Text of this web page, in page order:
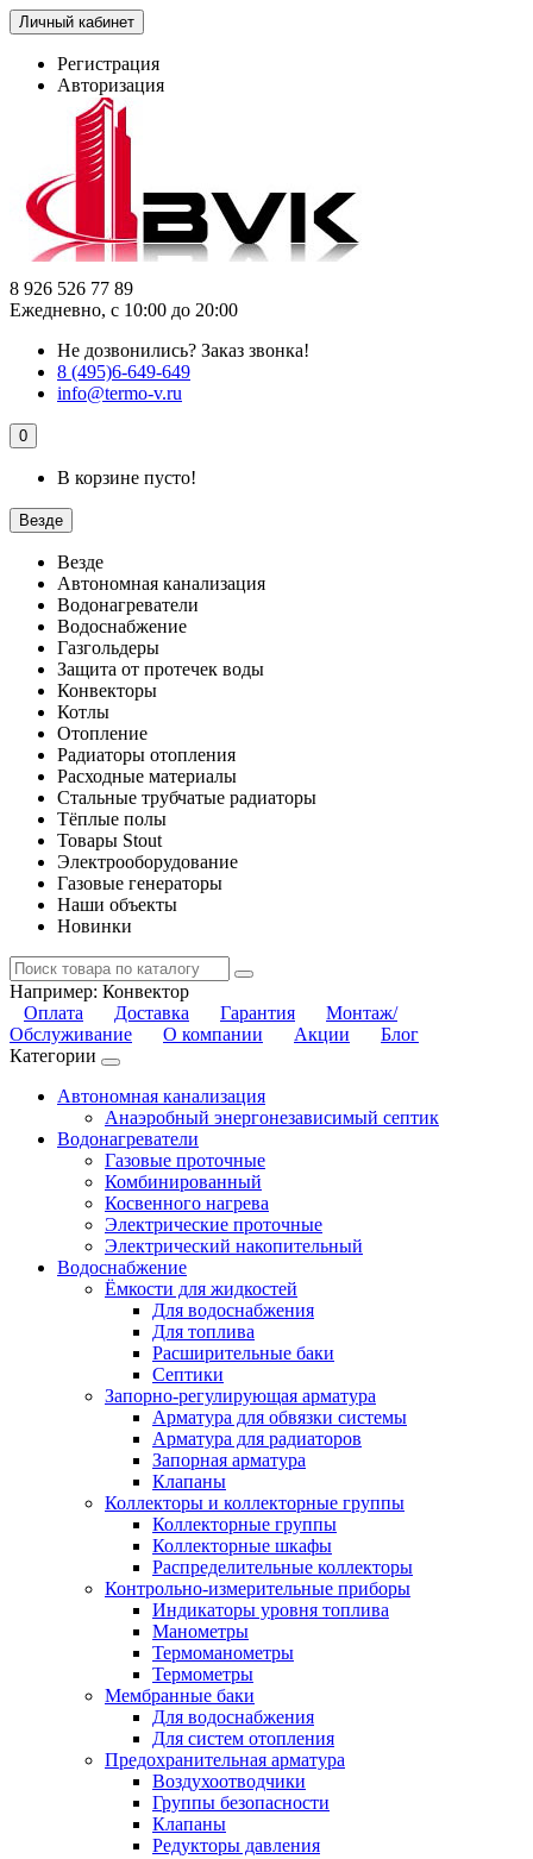
Личный кабинет
Регистрация
Авторизация
8 926 526 77 89
Ежедневно, с 10:00 до 20:00
Не дозвонились? Заказ звонка!
8 (495)6-649-649
info@termo-v.ru
0
В корзине пусто!
Везде
Везде
Автономная канализация
Водонагреватели
Водоснабжение
Газгольдеры
Защита от протечек воды
Конвекторы
Котлы
Отопление
Радиаторы отопления
Расходные материалы
Стальные трубчатые радиаторы
Тёплые полы
Товары Stout
Электрооборудование
Газовые генераторы
Наши объекты
Новинки
Например: Конвектор
Оплата
Доставка Гарантия
Монтаж/
Обслуживание
О компании Акции
Блог
Категории
Автономная канализация
Анаэробный энергонезависимый септик
Водонагреватели
Газовые проточные
Комбинированный
Косвенного нагрева
Электрические проточные
Электрический накопительный
Водоснабжение
Ёмкости для жидкостей
Для водоснабжения
Для топлива
Расширительные баки
Септики
Запорно-регулирующая арматура
Арматура для обвязки системы
Арматура для радиаторов
Запорная арматура
Клапаны
Коллекторы и коллекторные группы
Коллекторные группы
Коллекторные шкафы
Распределительные коллекторы
Контрольно-измерительные приборы
Индикаторы уровня топлива
Манометры
Термоманометры
Термометры
Мембранные баки
Для водоснабжения
Для систем отопления
Предохранительная арматура
Воздухоотводчики
Группы безопасности
Клапаны
Редукторы давления